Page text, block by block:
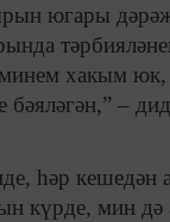
югары
хакым
бәяләгән,” –
һәр кешедән
күрде, мин